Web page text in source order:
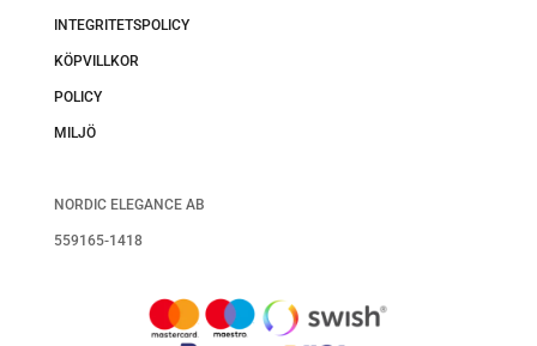
INTEGRITETSPOLICY
KÖPVILLKOR
POLICY
MILJÖ
NORDIC ELEGANCE AB
559165-1418